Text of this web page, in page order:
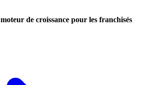
de croissance pour les franchisés